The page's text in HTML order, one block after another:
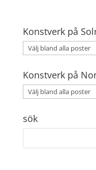
Konstverk på
Konstverk på
sök